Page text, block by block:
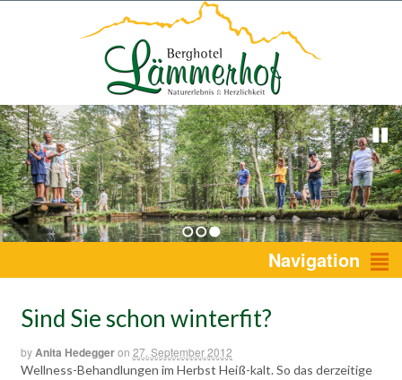
1 2 3 Navigation
Sind Sie schon winterfit?
byAnita Hedeggeron 27. September 2012
Wellness-Behandlungen im Herbst Heiß-kalt. So das derzeitige